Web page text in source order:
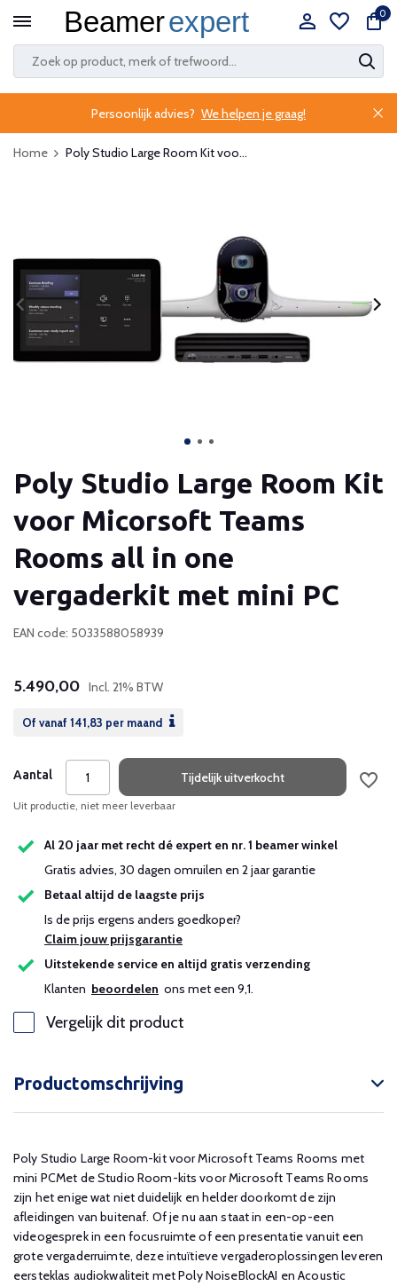
0
Persoonlijk advies? We helpen je graag!
Home Poly Studio Large Room Kit voo...
Poly Studio Large Room Kit
voor Micorsoft Teams
Rooms all in one
vergaderkit met mini PC
EAN code: 5033588058939
5.490,00 Incl. 21% BTW
Of vanaf 141,83 per maand
Aantal Tijdelijk uitverkocht
Uit productie, niet meer leverbaar
Al 20 jaar met recht dé expert en nr. 1 beamer winkel
Gratis advies, 30 dagen omruilen en 2 jaar garantie
Betaal altijd de laagste prijs
Is de prijs ergens anders goedkoper?
Claim jouw prijsgarantie
Uitstekende service en altijd gratis verzending
Klanten beoordelen ons met een 9,1.
Vergelijk dit product
Productomschrijving
Poly Studio Large Room-kit voor Microsoft Teams Rooms met
mini PCMet de Studio Room-kits voor Microsoft Teams Rooms
zijn het enige wat niet duidelijk en helder doorkomt de zijn
afleidingen van buitenaf. Of je nu aan staat in een-op-een
videogesprek in een focusruimte of een presentatie vanuit een
grote vergaderruimte, deze intuïtieve vergaderoplossingen leveren
eersteklas audiokwaliteit met Poly NoiseBlockAI en Acoustic